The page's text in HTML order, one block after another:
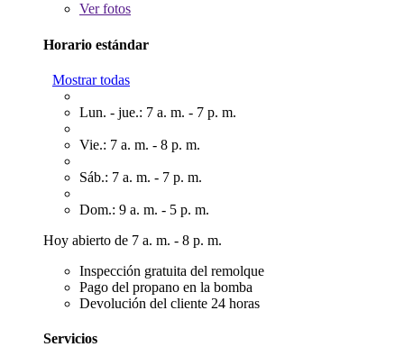
Verfotos
Horario estándar
Mostrar todas
Lun. - jue.: 7 a. m. - 7 p. m.
Vie.: 7 a. m. - 8 p. m.
Sáb.: 7 a. m. - 7 p. m.
Dom.: 9 a. m. - 5 p. m.
Hoy abierto de 7 a. m. - 8 p. m.
Inspección gratuita del remolque
Pago del propano en la bomba
Devolución del cliente 24 horas
Servicios